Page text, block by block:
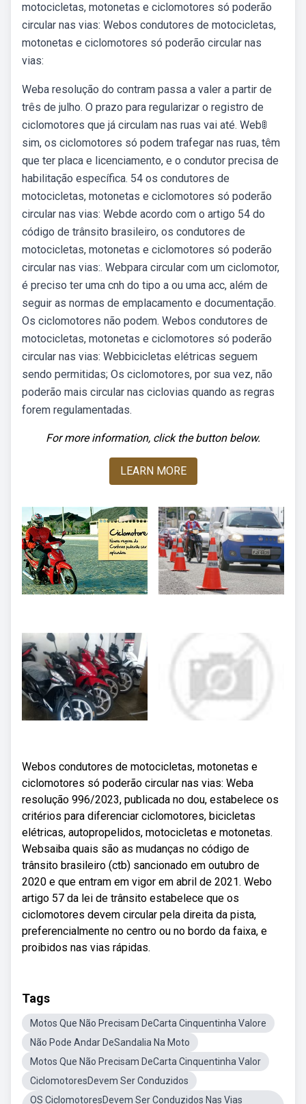
motocicletas, motonetas e ciclomotores só poderão
circular nas vias: Webos condutores de motocicletas,
motonetas e ciclomotores só poderão circular nas
vias:
Weba resolução do contram passa a valer a partir de
três de julho. O prazo para regularizar o registro de
ciclomotores que já circulam nas ruas vai até. Web🚦
sim, os ciclomotores só podem trafegar nas ruas, têm
que ter placa e licenciamento, e o condutor precisa de
habilitação específica. 54 os condutores de
motocicletas, motonetas e ciclomotores só poderão
circular nas vias: Webde acordo com o artigo 54 do
código de trânsito brasileiro, os condutores de
motocicletas, motonetas e ciclomotores só poderão
circular nas vias:. Webpara circular com um ciclomotor,
é preciso ter uma cnh do tipo a ou uma acc, além de
seguir as normas de emplacamento e documentação.
Os ciclomotores não podem. Webos condutores de
motocicletas, motonetas e ciclomotores só poderão
circular nas vias: Webbicicletas elétricas seguem
sendo permitidas; Os ciclomotores, por sua vez, não
poderão mais circular nas ciclovias quando as regras
forem regulamentadas.
For more information, click the button below.
LEARN MORE
Webos condutores de motocicletas, motonetas e
ciclomotores só poderão circular nas vias: Weba
resolução 996/2023, publicada no dou, estabelece os
critérios para diferenciar ciclomotores, bicicletas
elétricas, autopropelidos, motocicletas e motonetas.
Websaiba quais são as mudanças no código de
trânsito brasileiro (ctb) sancionado em outubro de
2020 e que entram em vigor em abril de 2021. Webo
artigo 57 da lei de trânsito estabelece que os
ciclomotores devem circular pela direita da pista,
preferencialmente no centro ou no bordo da faixa, e
proibidos nas vias rápidas.
Tags
Motos Que Não Precisam DeCarta Cinquentinha Valore
Não Pode Andar DeSandalia Na Moto
Motos Que Não Precisam DeCarta Cinquentinha Valor
CiclomotoresDevem Ser Conduzidos
OS CiclomotoresDevem Ser Conduzidos Nas Vias